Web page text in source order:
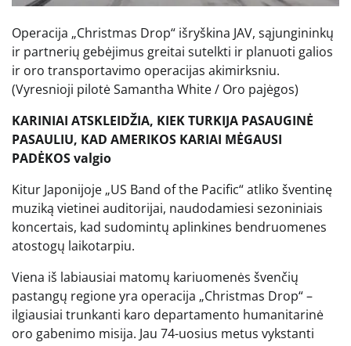
Operacija „Christmas Drop“ išryškina JAV, sąjungininkų
ir partnerių gebėjimus greitai sutelkti ir planuoti galios
ir oro transportavimo operacijas akimirksniu.
(Vyresnioji pilotė Samantha White / Oro pajėgos)
KARINIAI ATSKLEIDŽIA, KIEK TURKIJA PASAUGINĖ
PASAULIU, KAD AMERIKOS KARIAI MĖGAUSI
PADĖKOS valgio
Kitur Japonijoje „US Band of the Pacific“ atliko šventinę
muziką vietinei auditorijai, naudodamiesi sezoniniais
koncertais, kad sudomintų aplinkines bendruomenes
atostogų laikotarpiu.
Viena iš labiausiai matomų kariuomenės švenčių
pastangų regione yra operacija „Christmas Drop“ –
ilgiausiai trunkanti karo departamento humanitarinė
oro gabenimo misija. Jau 74-uosius metus vykstanti